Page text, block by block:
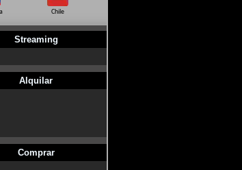
Chile
Streaming
Alquilar
Comprar